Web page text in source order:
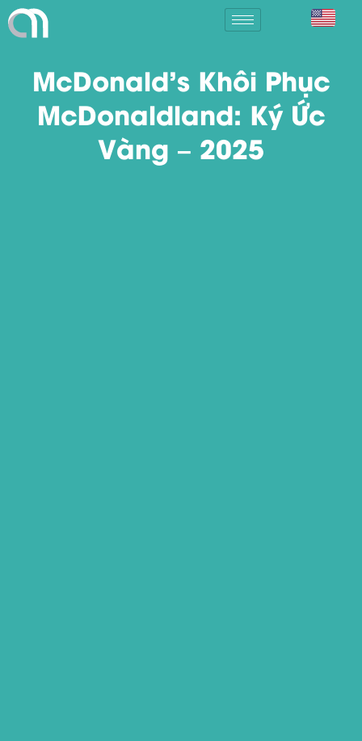
McDonald’s Khôi Phục
McDonaldland: Ký Ức
Vàng – 2025